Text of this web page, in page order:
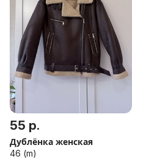
55 р.
Дублёнка женская
46 (m)